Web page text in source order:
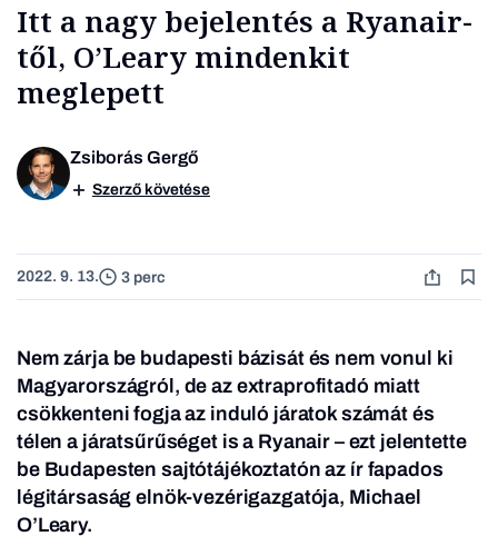
Itt a nagy bejelentés a Ryanair-
től, O’Leary mindenkit
meglepett
Zsiborás Gergő
Szerző követése
2022. 9. 13. 3 perc
Nem zárja be budapesti bázisát és nem vonul ki
Magyarországról, de az extraprofitadó miatt
csökkenteni fogja az induló járatok számát és
télen a járatsűrűséget is a Ryanair – ezt jelentette
be Budapesten sajtótájékoztatón az ír fapados
légitársaság elnök-vezérigazgatója, Michael
O’Leary.